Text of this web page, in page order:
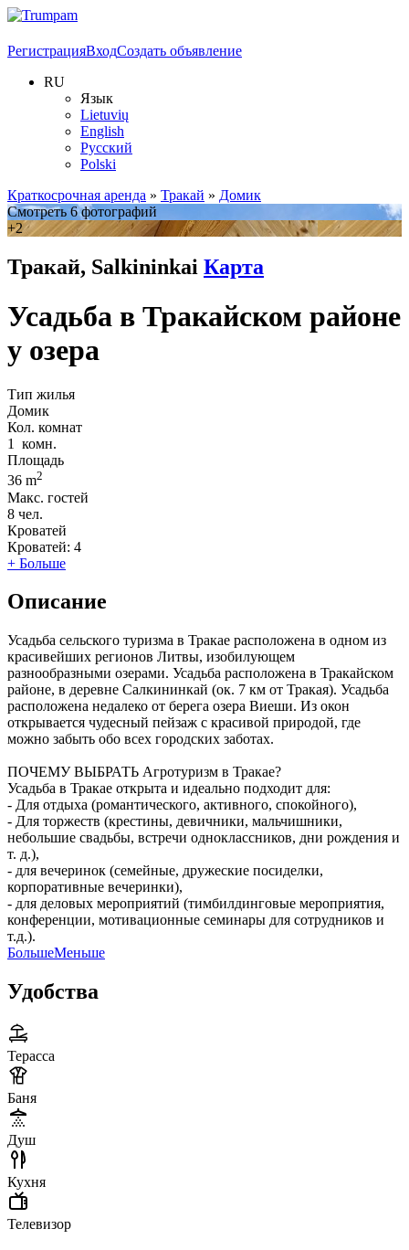
РегистрацияВходСоздать объявление
RU
Язык
Lietuvių
English
Русский
Polski
Краткосрочная аренда » Тракай » Домик
Смотреть 6 фотографий
+2
Тракай, Salkininkai Карта
Усадьба в Тракайском районе
у озера
Тип жилья
Домик
Кол. комнат
1
комн.
Площадь
36 m2
Макс. гостей
8 чел.
Кроватей
Кроватей: 4
+ Больше
Описание
Усадьба сельского туризма в Тракае расположена в одном из
красивейших регионов Литвы, изобилующем
разнообразными озерами. Усадьба расположена в Тракайском
районе, в деревне Салкининкай (ок. 7 км от Тракая). Усадьба
расположена недалеко от берега озера Виеши. Из окон
открывается чудесный пейзаж с красивой природой, где
можно забыть обо всех городских заботах.
ПОЧЕМУ ВЫБРАТЬ Агротуризм в Тракае?
Усадьба в Тракае открыта и идеально подходит для:
- Для отдыха (романтического, активного, спокойного),
- Для торжеств (крестины, девичники, мальчишники,
небольшие свадьбы, встречи одноклассников, дни рождения и
т. д.),
- для вечеринок (семейные, дружеские посиделки,
корпоративные вечеринки),
- для деловых мероприятий (тимбилдинговые мероприятия,
конференции, мотивационные семинары для сотрудников и
т.д.).
БольшеМеньше
Удобства
Терасса
Баня
Душ
Кухня
Телевизор